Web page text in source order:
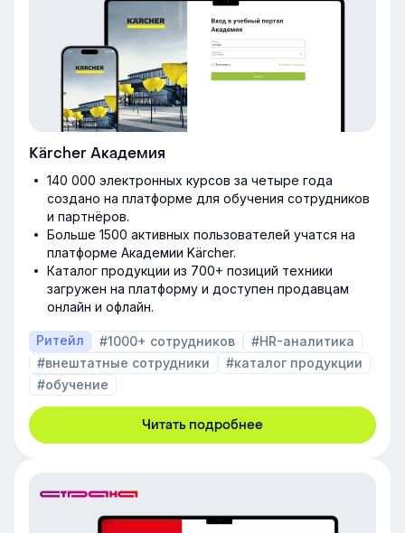
Kärcher Академия
140 000 электронных курсов за четыре года
создано на платформе для обучения сотрудников
и партнёров.
Больше 1500 активных пользователей учатся на
платформе Академии Kärcher.
Каталог продукции из 700+ позиций техники
загружен на платформу и доступен продавцам
онлайн и офлайн.
Ритейл #1000+ сотрудников
#HR-аналитика
#внештатные сотрудники
#каталог продукции
#обучение
Читать подробнее